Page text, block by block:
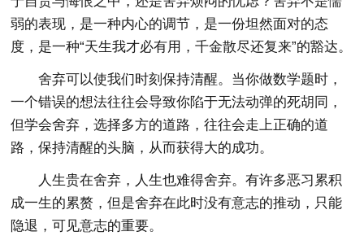
弱的表现，是一种内心的调节，是一份坦然面对的态
度，是一种“天生我才必有用，千金散尽还复来”的豁达。
舍弃可以使我们时刻保持清醒。当你做数学题时，
一个错误的想法往往会导致你陷于无法动弹的死胡同，
但学会舍弃，选择多方的道路，往往会走上正确的道
路，保持清醒的头脑，从而获得大的成功。
人生贵在舍弃，人生也难得舍弃。有许多恶习累积
成一生的累赘，但是舍弃在此时没有意志的推动，只能
隐退，可见意志的重要。